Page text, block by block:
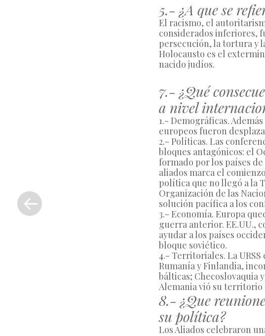
5.- ¿A que se
El racismo, el
considerados inferiores,
persecución, la tortura y
Holocausto es el
nacido judíos.
7.- ¿Qué
a nivel
1.- Demográficas.
europeos fueron
2.- Políticas. Las
bloques antagónicos: el
formado por los países
aliados marca el
política que no llegó a la
Organización de las
solución pacífica a los
3.- Economía. Europa
guerra anterior. EE.UU.,
ayudar a los países
bloque soviético.
4.- Territoriales. La
Rumanía y Finlandia,
bálticas; Checoslovaquia
Alemania vió su territorio
8.- ¿Que
su política?
Los Aliados celebraron
Entrada
anterior